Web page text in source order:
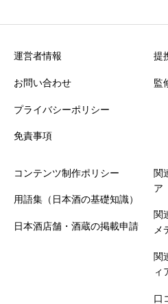
運営者情報
お問い合わせ
プライバシーポリシー
免責事項
提
監
コンテンツ制作ポリシー
用語集（日本酒の基礎知識）
日本酒店舗・酒蔵の掲載申請
関
ア
関
メ
関
ィ
口